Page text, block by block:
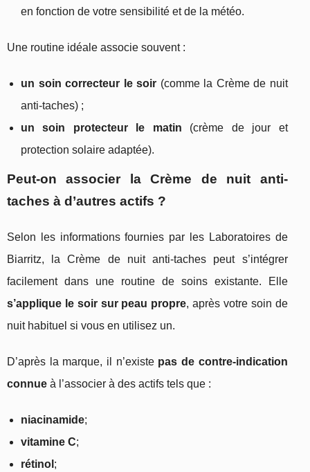
en fonction de votre sensibilité et de la météo.
Une routine idéale associe souvent :
un soin correcteur le soir (comme la Crème de nuit
anti-taches) ;
un soin protecteur le matin (crème de jour et
protection solaire adaptée).
Peut-on associer la Crème de nuit anti-
taches à d’autres actifs ?
Selon les informations fournies par les Laboratoires de
Biarritz, la Crème de nuit anti-taches peut s’intégrer
facilement dans une routine de soins existante. Elle
s’applique le soir sur peau propre, après votre soin de
nuit habituel si vous en utilisez un.
D’après la marque, il n’existe pas de contre-indication
connue à l’associer à des actifs tels que :
niacinamide;
vitamine C;
rétinol ;